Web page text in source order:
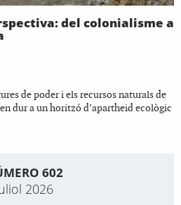
del colonialisme a
de poder i els recursos naturals de
dur a un horitzó d’apartheid ecològic
602
2026